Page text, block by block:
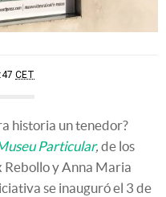
CET
historia un tenedor?
Particular, de los
Rebollo y Anna Maria
se inauguró el 3 de